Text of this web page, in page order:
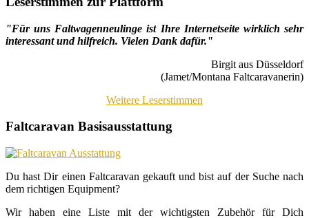
"Für uns Faltwagenneulinge ist Ihre Internetseite wirklich sehr
interessant und hilfreich. Vielen Dank dafür."
Birgit aus Düsseldorf
(Jamet/Montana Faltcaravanerin)
Weitere Leserstimmen
Faltcaravan Basisausstattung
Du hast Dir einen Faltcaravan gekauft und bist auf der Suche nach
dem richtigen Equipment?
Wir haben eine Liste mit der wichtigsten Zubehör für Dich